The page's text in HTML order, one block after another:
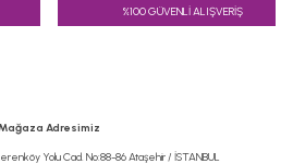
veya görüntülenemiyor.
%100 GÜVENLİ ALIŞVERİŞ
Adresimiz
Yolu Cad. No:88-86 Ataşehir / İSTANBUL